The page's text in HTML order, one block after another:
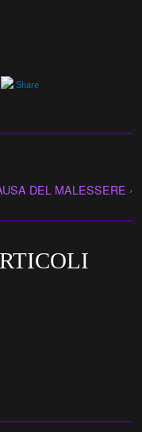
Share
DEL MALESSERE ›